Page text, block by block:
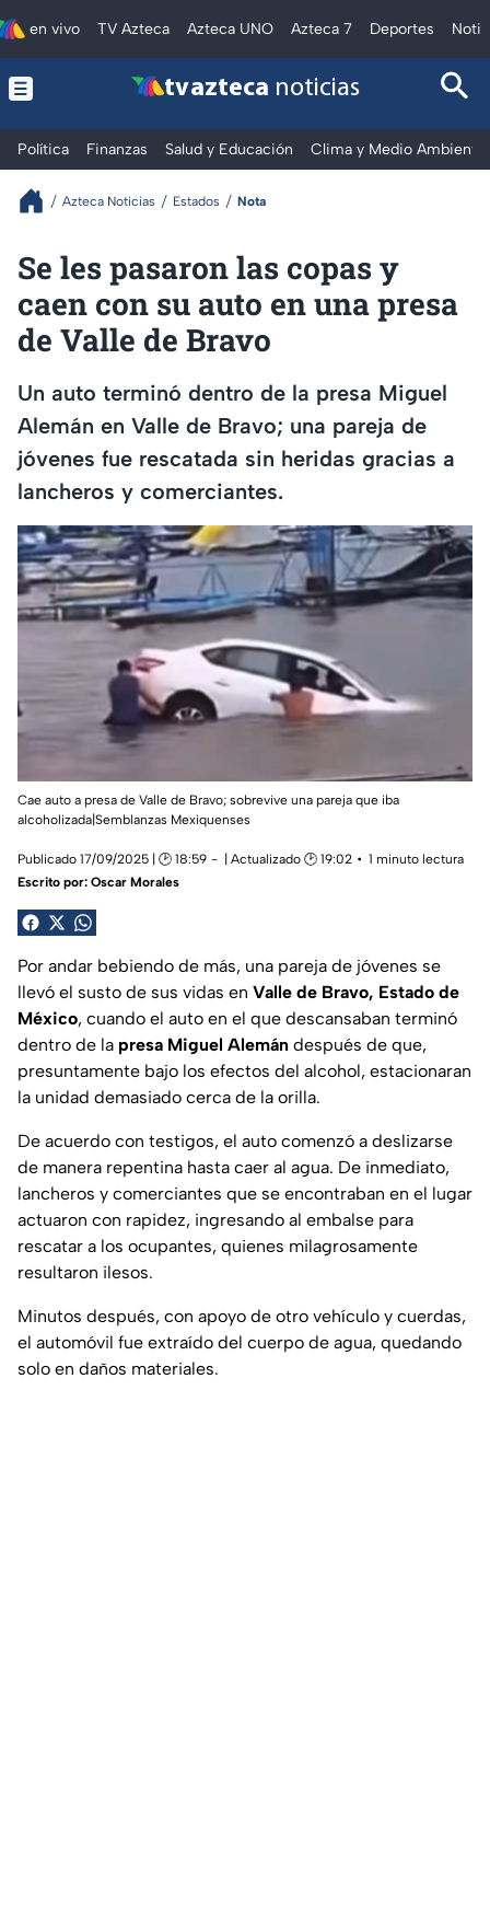
en vivo TV Azteca Azteca UNO Azteca 7 Deportes
tv azteca noticias
Política Finanzas Salud y Educación Clima y Medio Ambiente
Azteca Noticias Estados Nota
Se les pasaron las copas y
caen con su auto en una presa
de Valle de Bravo
Un auto terminó dentro de la presa Miguel
Alemán en Valle de Bravo; una pareja de
jóvenes fue rescatada sin heridas gracias a
lancheros y comerciantes.
Cae auto a presa de Valle de Bravo; sobrevive una pareja que iba
alcoholizada|Semblanzas Mexiquenses
Publicado 17/09/2025 | 🕑 18:59 | Actualizado 🕑 19:02
1 minuto lectura
Escrito por: Oscar Morales
Por andar bebiendo de más, una pareja de jóvenes se
llevó el susto de sus vidas en Valle de Bravo, Estado de
México, cuando el auto en el que descansaban terminó
dentro de la presa Miguel Alemán después de que,
presuntamente bajo los efectos del alcohol, estacionaran
la unidad demasiado cerca de la orilla.
De acuerdo con testigos, el auto comenzó a deslizarse
de manera repentina hasta caer al agua. De inmediato,
lancheros y comerciantes que se encontraban en el lugar
actuaron con rapidez, ingresando al embalse para
rescatar a los ocupantes, quienes milagrosamente
resultaron ilesos.
Minutos después, con apoyo de otro vehículo y cuerdas,
el automóvil fue extraído del cuerpo de agua, quedando
solo en daños materiales.